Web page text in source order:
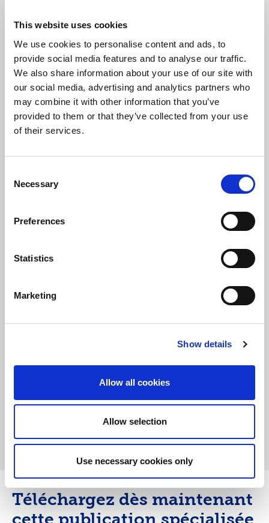
This website uses cookies
We use cookies to personalise content and ads, to
provide social media features and to analyse our traffic.
We also share information about your use of our site with
our social media, advertising and analytics partners who
may combine it with other information that you’ve
provided to them or that they’ve collected from your use
of their services.
Selection
Necessary
Preferences
Statistics
Marketing
Show details
Allow all cookies
Allow selection
Use necessary cookies only
Téléchargez dès maintenant
cette publication spécialisée